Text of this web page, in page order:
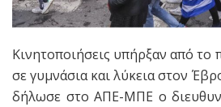
Κινητοποιήσεις υπήρξαν από το
σε γυμνάσια και λύκεια στον
δήλωσε στο ΑΠΕ-ΜΠΕ ο